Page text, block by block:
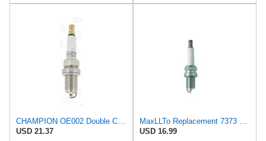
CHAMPION OE002 Double Copper Spark Plug, Set of 10
USD 21.37
USD 16.99